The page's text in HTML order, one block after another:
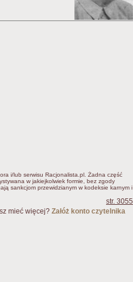
i/lub serwisu Racjonalista.pl. Żadna część
w jakiejkolwiek formie, bez zgody
sankcjom przewidzianym w kodeksie karnym i
str. 3055
mieć więcej? Załóż konto czytelnika